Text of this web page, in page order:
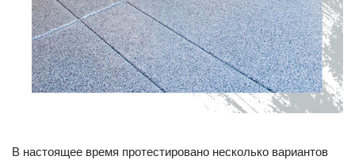
В настоящее время протестировано несколько вариантов